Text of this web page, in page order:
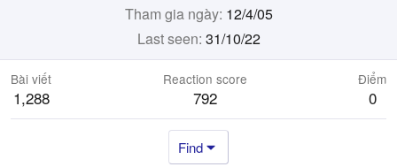
Tham gia ngày 12/4/05
Last seen 31/10/22
Bài viết
1,288
Reaction score
792
Điểm
0
Find